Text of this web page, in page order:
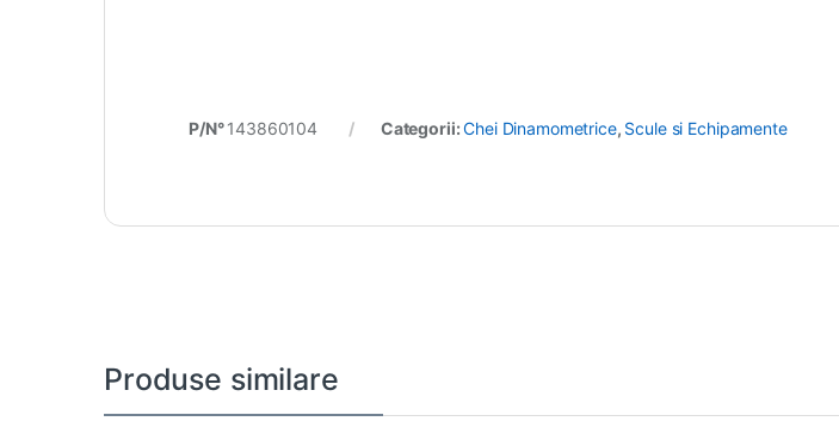
P/N°143860104 Categorii:Chei Dinamometrice, Scule si Echipamente
Produse similare